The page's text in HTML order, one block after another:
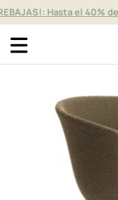
Hasta el 40%